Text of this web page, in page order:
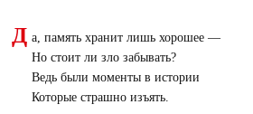
Д а, память хранит лишь хорошее —
Но стоит ли зло забывать?
Ведь были моменты в истории
Которые страшно изъять.